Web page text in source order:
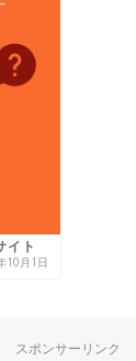
イト
10月1日
スポンサーリンク